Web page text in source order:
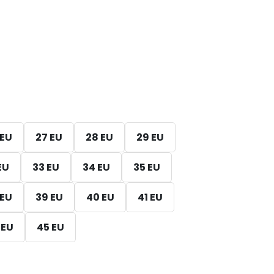
27 EU 28 EU 29 EU
33 EU 34 EU 35 EU
39 EU 40 EU 41 EU
45 EU